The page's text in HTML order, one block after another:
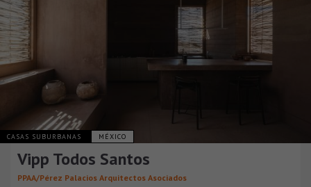
CASAS SUBURBANAS MÉXICO
Vipp Todos Santos
PPAA/Pérez Palacios Arquitectos Asociados